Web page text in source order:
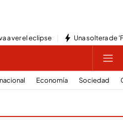
a ver el eclipse Una soltera de
Economía Sociedad